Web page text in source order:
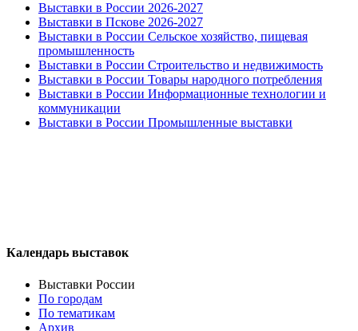
Выставки в России 2026-2027
Выставки в Пскове 2026-2027
Выставки в России Сельское хозяйство, пищевая
промышленность
Выставки в России Строительство и недвижимость
Выставки в России Товары народного потребления
Выставки в России Информационные технологии и
коммуникации
Выставки в России Промышленные выставки
Календарь выставок
Выставки России
По городам
По тематикам
Архив